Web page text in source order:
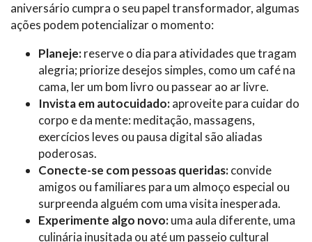
aniversário cumpra o seu papel transformador, algumas
ações podem potencializar o momento:
Planeje:reserve o dia para atividades que tragam
alegria; priorize desejos simples, como um café na
cama, ler um bom livro ou passear ao ar livre.
Invista em autocuidado:aproveite para cuidar do
corpo e da mente: meditação, massagens,
exercícios leves ou pausa digital são aliadas
poderosas.
Conecte-se com pessoas queridas:convide
amigos ou familiares para um almoço especial ou
surpreenda alguém com uma visita inesperada.
Experimente algo novo:uma aula diferente, uma
culinária inusitada ou até um passeio cultural